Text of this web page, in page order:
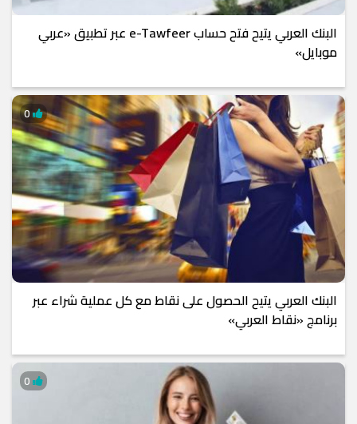
البنك العربي يتيح فتح حساب e-Tawfeer عبر تطبيق «عربي
موبايل»
البنك العربي يتيح الحصول على نقاط مع كل عملية شراء عبر
برنامج «نقاط العربي»